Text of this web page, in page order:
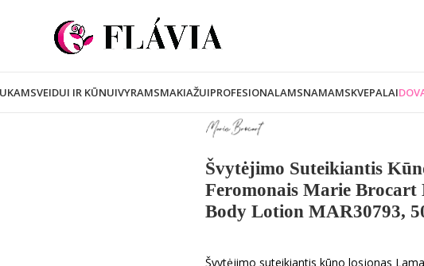
VEIDUI IR KŪNUIVYRAMSMAKIAŽUIPROFESIONALAMSNAMAMSKVEPALAI
Švytėjimo Suteikiantis
Feromonais Marie
Body Lotion MAR30793,
Švytėjimo suteikiantis kūno losjonas